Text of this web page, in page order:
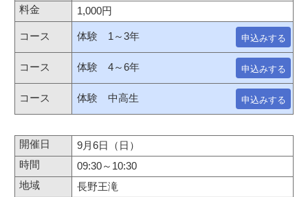
1,000円
体験 1～3年 申込みする
体験 4～6年 申込みする
体験 中高生 申込みする
9月6日（日）
09:30～10:30
長野王滝